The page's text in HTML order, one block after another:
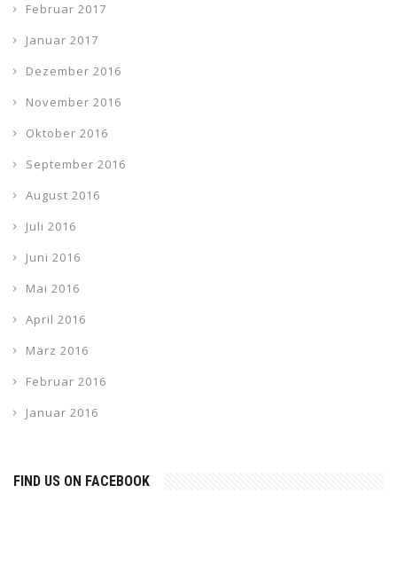
Februar 2017
Januar 2017
Dezember 2016
November 2016
Oktober 2016
September 2016
August 2016
Juli 2016
Juni 2016
Mai 2016
April 2016
März 2016
Februar 2016
Januar 2016
FIND US ON FACEBOOK